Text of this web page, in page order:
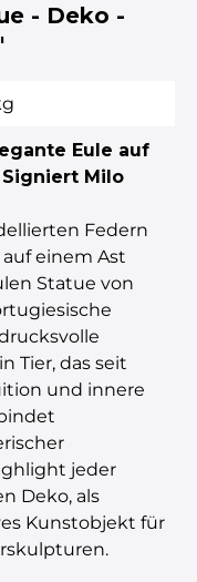
- Deko -
Eule auf
Milo
Federn
einem Ast
Statue von
Tier, das seit
und innere
jeder
Deko, als
Kunstobjekt für